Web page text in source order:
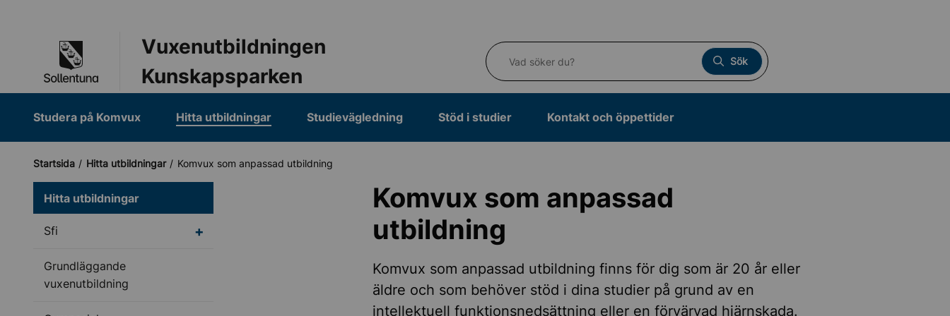
Vuxenutbildningen
Kunskapsparken
Vad söker du?
Sök
Studera på Komvux Hitta utbildningar Studievägledning Stöd i studier Kontakt och öppettider
Startsida Hitta utbildningar Komvux som anpassad utbildning
Hitta utbildningar
Sfi Undermeny för Sfi
Grundläggande
vuxenutbildning
Komvux som anpassad
utbildning
Komvux som anpassad utbildning finns för dig som är 20 år eller
äldre och som behöver stöd i dina studier på grund av en
intellektuell funktionsnedsättning eller en förvärvad hjärnskada.